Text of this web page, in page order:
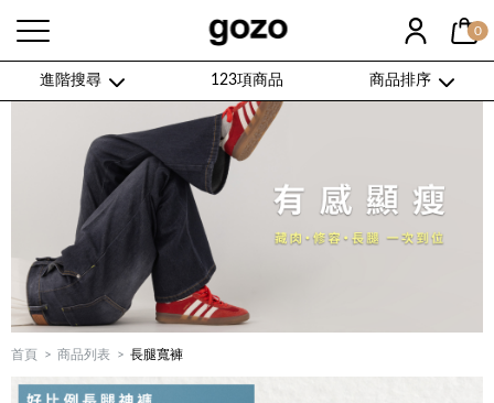
0
首頁 商品列表 長腿寬褲
進階搜尋 123項商品 商品排序